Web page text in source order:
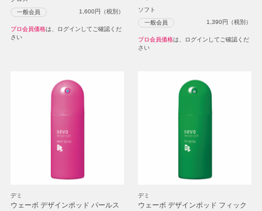
一般会員 1,600円（税別）
プロ会員価格は、ログインしてご確認くだ
さい
ソフト
一般会員 1,390円（税別）
プロ会員価格は、ログインしてご確認くだ
さい
デミ
ウェーボ デザインポッド パールス
デミ
ウェーボ デザインポッド フィック